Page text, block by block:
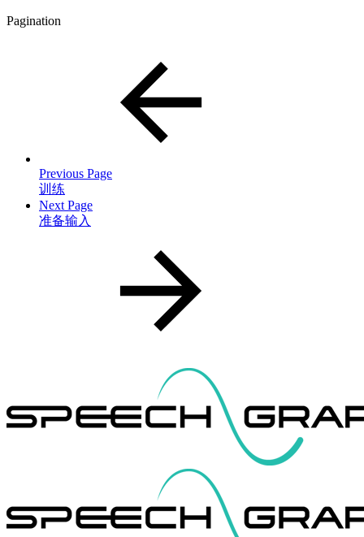
Pagination
Previous Page
训练
Next Page
准备输入